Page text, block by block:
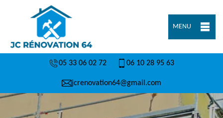
MENU
05 33 06 02 72 06 10 28 95 63
jcrenovation64@gmail.com